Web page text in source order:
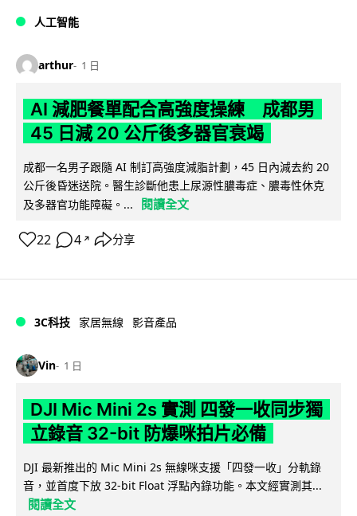
人工智能
arthur 1 日
AI 減肥餐單配合高強度操練 成都男
45 日減 20 公斤後多器官衰竭
成都一名男子跟隨 AI 制訂高強度減脂計劃，45 日內減去約 20
公斤後昏迷送院。醫生診斷他患上尿源性膿毒症、膿毒性休克
及多器官功能障礙。...
閱讀全文
22 4 ↗ 分享
3C科技 家居無線 影音產品
Vin 1 日
DJI Mic Mini 2s 實測 四發一收同步獨
立錄音 32-bit 防爆咪拍片必備
DJI 最新推出的 Mic Mini 2s 無線咪支援「四發一收」分軌錄
音，並首度下放 32-bit Float 浮點內錄功能。本文經實測其...
閱讀全文